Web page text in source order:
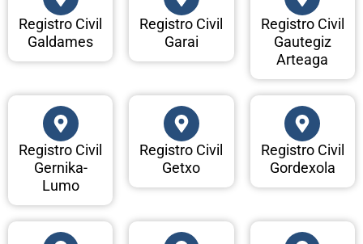
Registro Civil
Galdames
Registro Civil
Garai
Registro Civil
Gautegiz
Arteaga
Registro Civil
Gernika-
Lumo
Registro Civil
Getxo
Registro Civil
Gordexola